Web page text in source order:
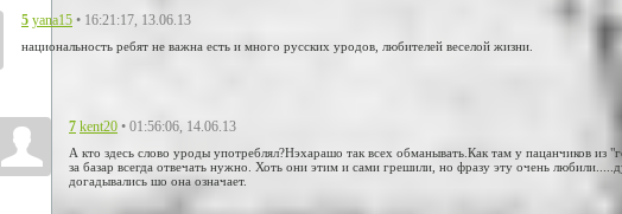
5 yana15 • 16:21:17, 13.06.13
национальность ребят не важна есть и много русских уродов, любителей веселой жизни.
7 kent20 • 01:56:06, 14.06.13
А кто здесь слово уроды употреблял?Нэхарашо так всех обманывать.Как там у пацанчиков из
за базар всегда отвечать нужно. Хоть они этим и сами грешили, но фразу эту очень
догадывались шо она означает.